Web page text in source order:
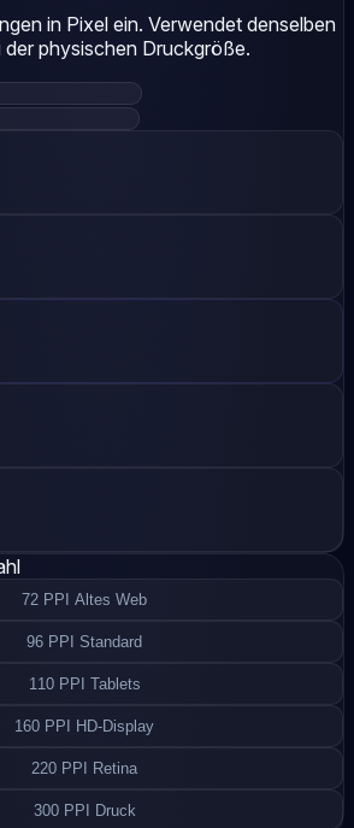
in Pixel ein. Verwendet denselben
physischen Druckgröße.
72 PPI Altes Web
96 PPI Standard
110 PPI Tablets
160 PPI HD-Display
220 PPI Retina
300 PPI Druck